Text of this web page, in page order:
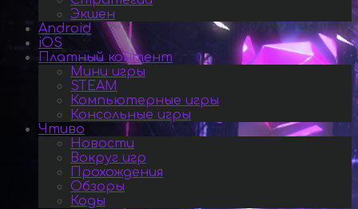
Экшен
Android
iOS
Платный контент
Мини игры
STEAM
Компьютерные игры
Консольные игры
Чтиво
Новости
Вокруг игр
Прохождения
Обзоры
Коды